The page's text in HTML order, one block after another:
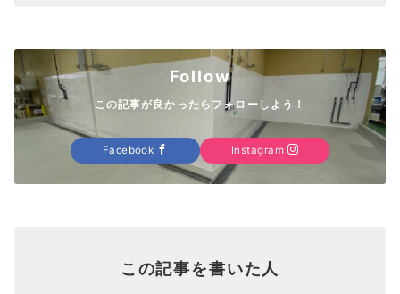
Follow
この記事が良かったらフォローしよう！
Facebook Instagram
この記事を書いた人